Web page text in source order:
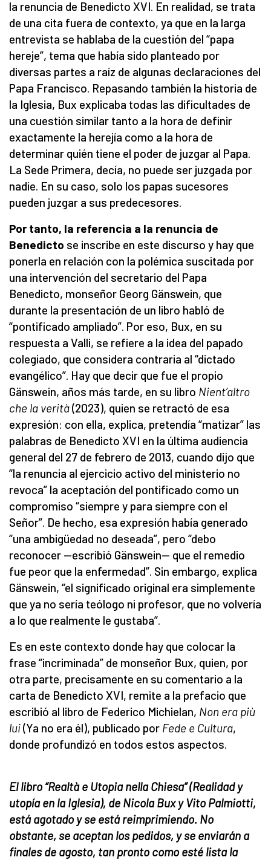
la renuncia de Benedicto XVI. En realidad, se trata
de una cita fuera de contexto, ya que en la larga
entrevista se hablaba de la cuestión del “papa
hereje”, tema que había sido planteado por
diversas partes a raíz de algunas declaraciones del
Papa Francisco. Repasando también la historia de
la Iglesia, Bux explicaba todas las dificultades de
una cuestión similar tanto a la hora de definir
exactamente la herejía como a la hora de
determinar quién tiene el poder de juzgar al Papa.
La Sede Primera, decía, no puede ser juzgada por
nadie. En su caso, solo los papas sucesores
pueden juzgar a sus predecesores.
Por tanto, la referencia a la renuncia de
Benedicto se inscribe en este discurso y hay que
ponerla en relación con la polémica suscitada por
una intervención del secretario del Papa
Benedicto, monseñor Georg Gänswein, que
durante la presentación de un libro habló de
“pontificado ampliado”. Por eso, Bux, en su
respuesta a Valli, se refiere a la idea del papado
colegiado, que considera contraria al “dictado
evangélico”. Hay que decir que fue el propio
Gänswein, años más tarde, en su libro Nient’altro
che la verità(2023), quien se retractó de esa
expresión: con ella, explica, pretendía “matizar” las
palabras de Benedicto XVI en la última audiencia
general del 27 de febrero de 2013, cuando dijo que
“la renuncia al ejercicio activo del ministerio no
revoca” la aceptación del pontificado como un
compromiso “siempre y para siempre con el
Señor”. De hecho, esa expresión había generado
“una ambigüedad no deseada”, pero “debo
reconocer —escribió Gänswein— que el remedio
fue peor que la enfermedad”. Sin embargo, explica
Gänswein, “el significado original era simplemente
que ya no sería teólogo ni profesor, que no volvería
a lo que realmente le gustaba”.
Es en este contexto donde hay que colocar la
frase “incriminada” de monseñor Bux, quien, por
otra parte, precisamente en su comentario a la
carta de Benedicto XVI, remite a la prefacio que
escribió al libro de Federico Michielan, Non era più
lui(Ya no era él), publicado por Fede e Cultura,
donde profundizó en todos estos aspectos.
El libro “Realtà e Utopia nella Chiesa” (Realidad y
utopía en la Iglesia), de Nicola Bux y Vito Palmiotti,
está agotado y se está reimprimiendo. No
obstante, se aceptan los pedidos, y se enviarán a
finales de agosto, tan pronto como esté lista la